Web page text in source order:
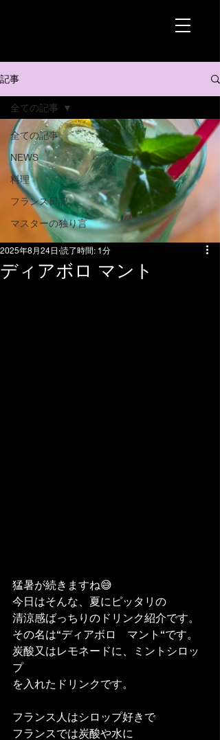
記事
全ての記事
NEWS
料理
フランス日記
マスターの独り言
全ての記事
ディアボロ マント
2025年8月24日 読了時間: 1分
猛暑が続きますね😅
今日はそんな、夏にピッタリの
清涼感ばっちりのドリンク紹介です。
その名は“ディアボロ　マント“です。
炭酸又はレモネードに、ミントシロッ
プ
を入れたドリンクです。
フランス人はシロップ好きで
フランスでは炭酸や水に